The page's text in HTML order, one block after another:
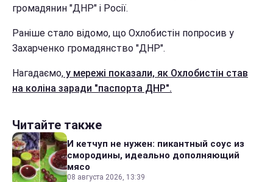
громадянин "ДНР" і Росії.
Раніше стало відомо, що Охлобистін попросив у
Захарченко громадянство "ДНР".
Нагадаємо, у мережі показали, як Охлобистін став
на коліна заради "паспорта ДНР".
Читайте также
И кетчуп не нужен: пикантный соус из
смородины, идеально дополняющий
мясо
08 августа 2026, 13:39